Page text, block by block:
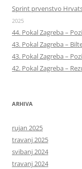
Sprint prvenstvo
2025
44. Pokal Zagreba –
43. Pokal Zagreba –
43. Pokal Zagreba –
42. Pokal Zagreba –
ARHIVA
rujan 2025
travanj 2025
svibanj 2024
travanj 2024